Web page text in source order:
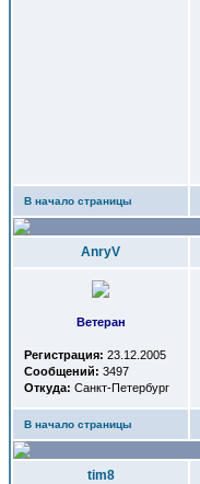
В начало страницы
AnryV
Ветеран
Регистрация: 23.12.2005
Сообщений: 3497
Откуда: Санкт-Петербург
В начало страницы
tim8